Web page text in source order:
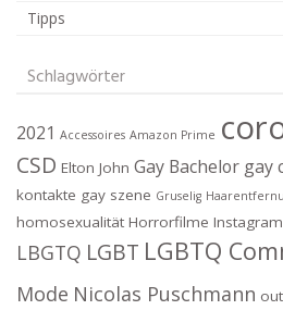
Tipps
Schlagwörter
2021 Accessoires Amazon Prime
CSD Elton John Gay Bachelor gay
kontakte gay szene Gruselig
homosexualität Horrorfilme Instagram
LBGTQ LGBT LGBTQ
Mode Nicolas Puschmann